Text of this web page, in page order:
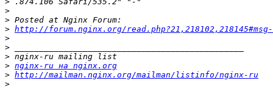
>
>
> http://forum.nginx.org/read.php?21,218102,218145#msg-
>
>
>
> nginx-ru на nginx.org
> http://mailman.nginx.org/mailman/listinfo/nginx-ru
>